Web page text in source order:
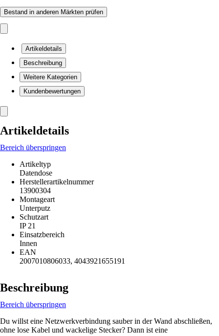
Bestand in anderen Märkten prüfen
Artikeldetails
Beschreibung
Weitere Kategorien
Kundenbewertungen
Artikeldetails
Bereich überspringen
Artikeltyp
Datendose
Herstellerartikelnummer
13900304
Montageart
Unterputz
Schutzart
IP 21
Einsatzbereich
Innen
EAN
2007010806033, 4043921655191
Beschreibung
Bereich überspringen
Du willst eine Netzwerkverbindung sauber in der Wand abschließen,
ohne lose Kabel und wackelige Stecker? Dann ist eine